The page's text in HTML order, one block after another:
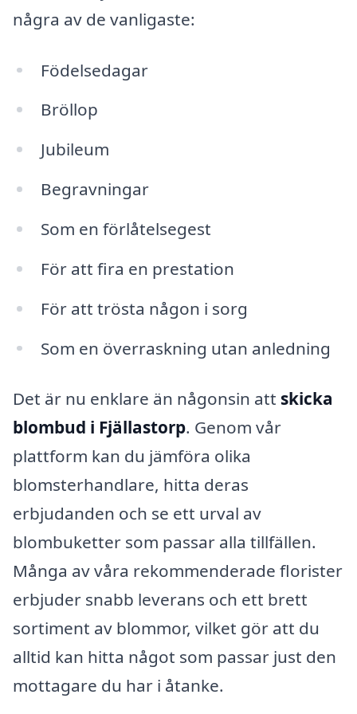
några av de vanligaste:
Födelsedagar
Bröllop
Jubileum
Begravningar
Som en förlåtelsegest
För att fira en prestation
För att trösta någon i sorg
Som en överraskning utan anledning
Det är nu enklare än någonsin att skicka
blombud i Fjällastorp. Genom vår
plattform kan du jämföra olika
blomsterhandlare, hitta deras
erbjudanden och se ett urval av
blombuketter som passar alla tillfällen.
Många av våra rekommenderade florister
erbjuder snabb leverans och ett brett
sortiment av blommor, vilket gör att du
alltid kan hitta något som passar just den
mottagare du har i åtanke.